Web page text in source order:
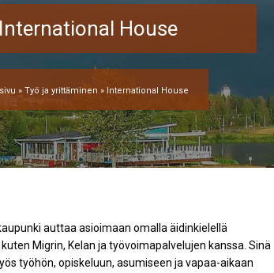
International House
» Työ ja yrittäminen » International House
auttaa asioimaan omalla äidinkielellä
Migrin, Kelan ja työvoimapalvelujen kanssa. Sinä
työhön, opiskeluun, asumiseen ja vapaa-aikaan